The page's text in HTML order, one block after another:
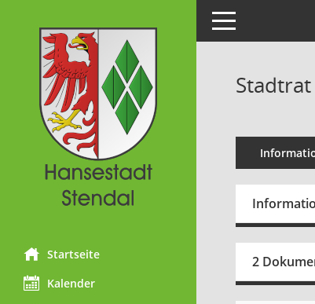
Startseite
Kalender
Toggle navigation
2